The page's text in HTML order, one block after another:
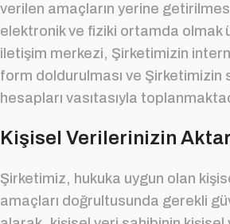
verilen amaçların yerine
elektronik ve fiziki ortamda olmak
iletişim merkezi, Şirketimizin
form doldurulması ve Şirketimizin
hesapları vasıtasıyla
Kişisel Verilerinizin
Şirketimiz, hukuka uygun olan
amaçları doğrultusunda gerekli